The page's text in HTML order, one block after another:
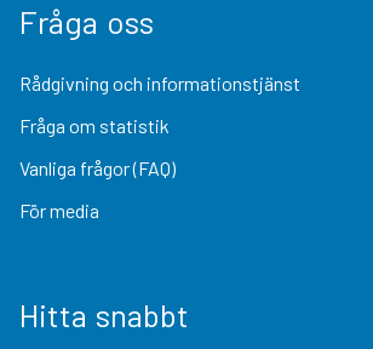
Fråga oss
Rådgivning och informationstjänst
Fråga om statistik
Vanliga frågor (FAQ)
För media
Hitta snabbt